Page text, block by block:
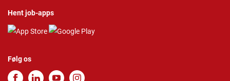
Hent job-apps
Følg os